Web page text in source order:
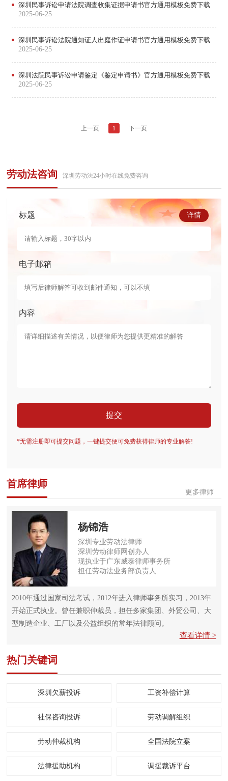
深圳民事诉讼申请法院调查收集证据申请书官方通用模板免费下载
2025-06-25
深圳民事诉讼法院通知证人出庭作证申请书官方通用模板免费下载
2025-06-25
深圳法院民事诉讼申请鉴定《鉴定申请书》官方通用模板免费下载
2025-06-25
上一页 1 下一页
劳动法咨询 深圳劳动法24小时在线免费咨询
详情
标题
电子邮箱
内容
提交
*无需注册即可提交问题，一键提交便可免费获得律师的专业解答!
首席律师
更多律师
杨锦浩
深圳专业劳动法律师
深圳劳动律师网创办人
现执业于广东威泰律师事务所
担任劳动法业务部负责人
2010年通过国家司法考试，2012年进入律师事务所实习，2013年
开始正式执业。曾任兼职仲裁员，担任多家集团、外贸公司、大
型制造企业、工厂以及公益组织的常年法律顾问。
查看详情 >
热门关键词
深圳欠薪投诉 工资补偿计算
社保咨询投诉 劳动调解组织
劳动仲裁机构 全国法院立案
法律援助机构 调援裁诉平台